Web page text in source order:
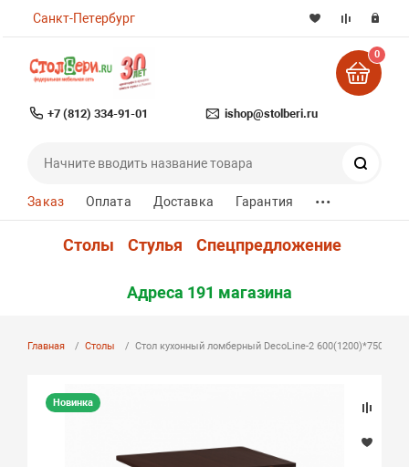
Санкт-Петербург
+7 (812) 334-91-01 ishop@stolberi.ru
0
Заказ Оплата Доставка Гарантия ...
Столы Стулья Спецпредложение
Адреса 191 магазина
Главная Столы Стол кухонный ломберный DecoLine-2 600(1200)*750мм
Новинка